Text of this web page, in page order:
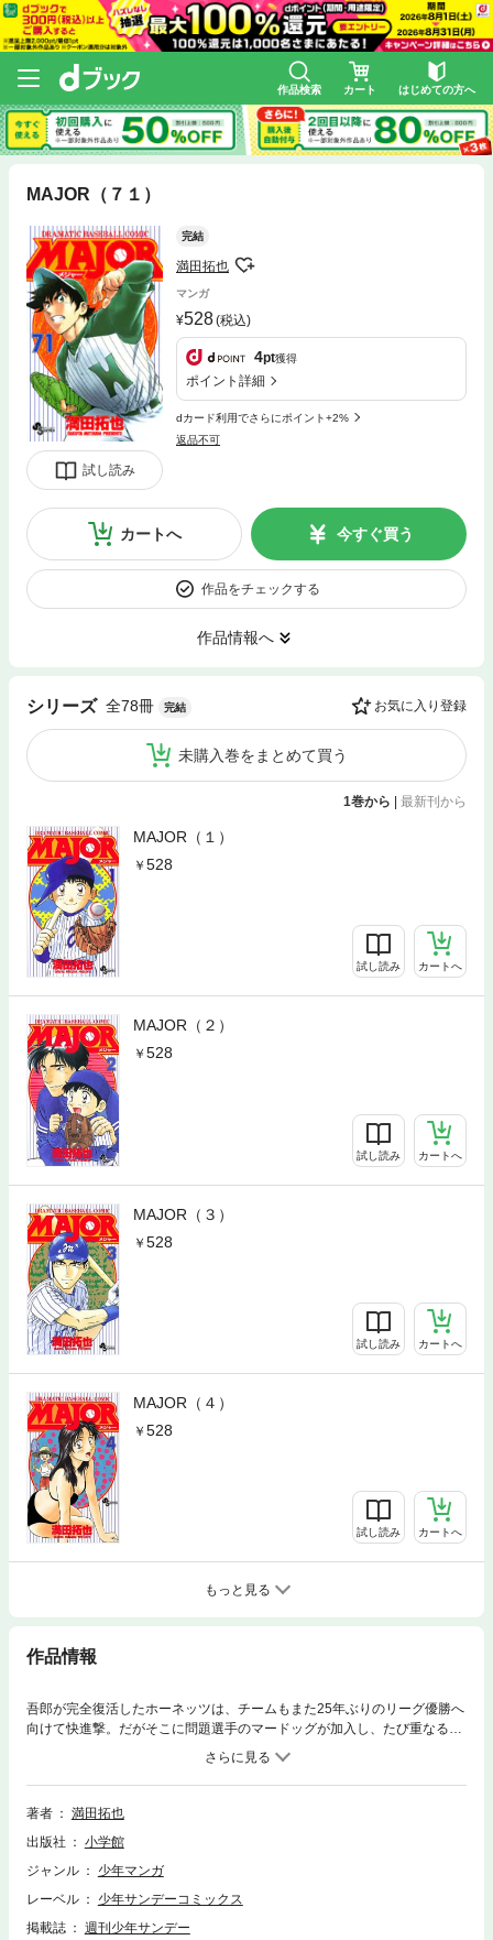
作品検索 カート はじめての方へ
MAJOR（７１）
試し読み
完結
満田拓也
マンガ
528(税込)
4pt獲得
ポイント詳細
dカード利用でさらにポイント+2%
返品不可
カートへ 今すぐ買う
作品をチェックする
作品情報へ
シリーズ 全78冊 完結 お気に入り登録
未購入巻をまとめて買う
1巻から 最新刊から
MAJOR（１）
528
試し読み カートへ
MAJOR（２）
528
試し読み カートへ
MAJOR（３）
528
試し読み カートへ
MAJOR（４）
528
試し読み カートへ
もっと見る
作品情報
吾郎が完全復活したホーネッツは、チームもまた25年ぶりのリーグ優勝へ
向けて快進撃。だがそこに問題選手のマードッグが加入し、たび重なる試
合中のトラブルにより勢いが止まってしまう。チームの士気も下がる中、
先発した吾郎は諦めない気持ちで剛球を連発するが…！？
著者
満田拓也
出版社
小学館
ジャンル
少年マンガ
レーベル
少年サンデーコミックス
掲載誌
週刊少年サンデー